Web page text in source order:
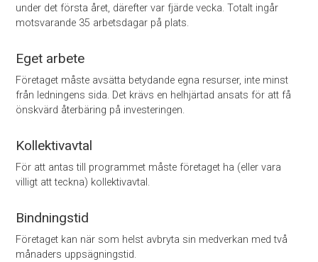
under det första året, därefter var fjärde vecka. Totalt ingår
motsvarande 35 arbetsdagar på plats.
Eget arbete
Företaget måste avsätta betydande egna resurser, inte minst
från ledningens sida. Det krävs en helhjärtad ansats för att få
önskvärd återbäring på investeringen.
Kollektivavtal
För att antas till programmet måste företaget ha (eller vara
villigt att teckna) kollektivavtal.
Bindningstid
Företaget kan när som helst avbryta sin medverkan med två
månaders uppsägningstid.